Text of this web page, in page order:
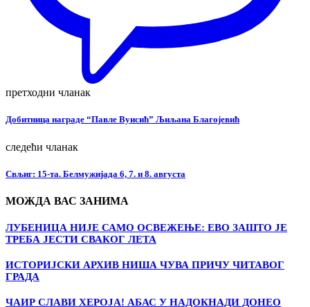
претходни чланак
Добитница награде “Павле Вуисић” Љиљана Благојевић
следећи чланак
Свљиг: 15-та. Белмужијада 6, 7. и 8. августа
МОЖДА ВАС ЗАНИМА
ЛУБЕНИЦА НИЈЕ САМО ОСВЕЖЕЊЕ: ЕВО ЗАШТО ЈЕ
ТРЕБА ЈЕСТИ СВАКОГ ЛЕТА
ИСТОРИЈСКИ АРХИВ НИША ЧУВА ПРИЧУ ЧИТАВОГ
ГРАДА
ЧАИР СЛАВИ ХЕРОЈА! АБАС У НАДОКНАДИ ДОНЕО